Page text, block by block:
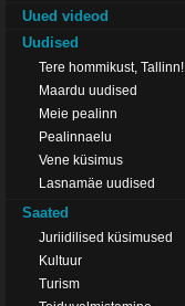
Uued videod
Uudised
Tere hommikust, Tallinn!
Maardu uudised
Meie pealinn
Pealinnaelu
Vene küsimus
Lasnamäe uudised
Saated
Juriidilised küsimused
Kultuur
Turism